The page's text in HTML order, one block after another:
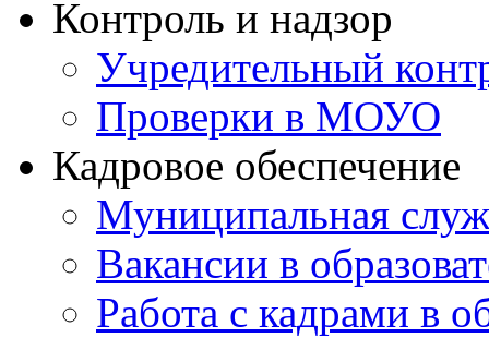
Контроль и надзор
Учредительный
Проверки в МОУО
Кадровое обеспечение
Муниципальная
Вакансии в
Работа с кадрами в